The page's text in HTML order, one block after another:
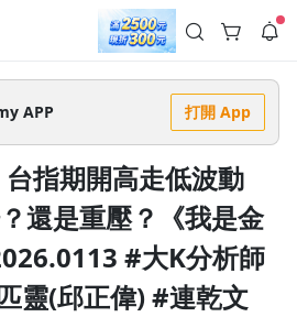
領取 上千元優惠券！
公告
．冷氣房升級｜期間快閃活動
單筆滿 NT$2,500 現折 NT$300、再贈最高
暑來襲．偷偷在冷氣房升級 📈⭐️ 【冷氣房
筆滿 NT$2,500 現折 NT$300◾活動期間：
一週）-📣 酷暑季好康 \ 再加碼 /→ 點數回饋
程 or 訂閱✅ 消費即享回饋 1% 點數✅ 滿
數🎁 此為 PPA 官方帳號 Line@ 專屬活動，加
道專屬活動」及「個人化推播」！
查看全部
APP 打開 App
指期開高走低波動
還是重壓？《我是金
#大K分析師
靈(邱正偉) #連乾文
--:--
1.0x
播放速度
播放清單
返回播放器